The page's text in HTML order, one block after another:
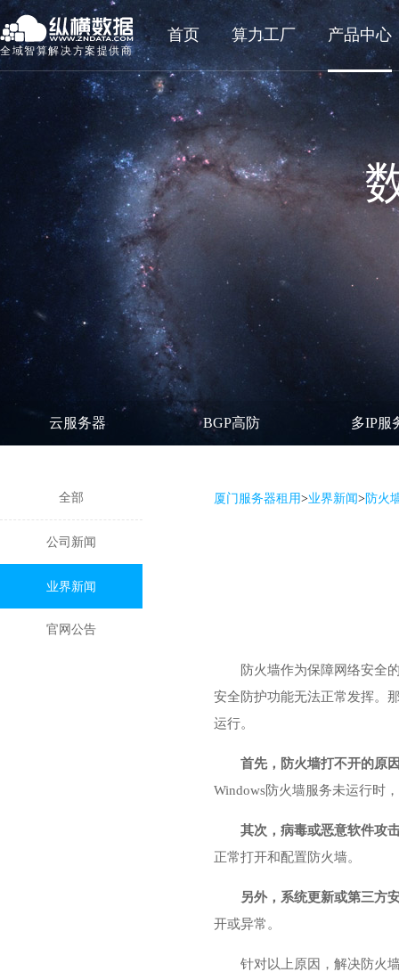
全域智算解决方案提供商
首页 算力工厂 产品中心
云服务器 BGP高防 多IP服
全部
公司新闻
业界新闻
官网公告
厦门服务器租用>业界新闻>防火
防火墙作为保障网络安全
安全防护功能无法正常发挥。
运行。
首先，防火墙打不开的原
Windows防火墙服务未运行时
其次，病毒或恶意软件攻
正常打开和配置防火墙。
另外，系统更新或第三方
开或异常。
针对以上原因，解决防火